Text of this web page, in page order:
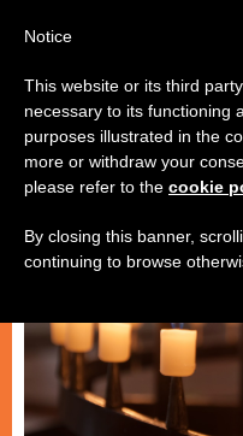
كنيسة محليّة
Notice
This website or its third
necessary to its functioning
purposes illustrated in the
more or withdraw your
please refer to the cookie
By closing this banner,
continuing to browse